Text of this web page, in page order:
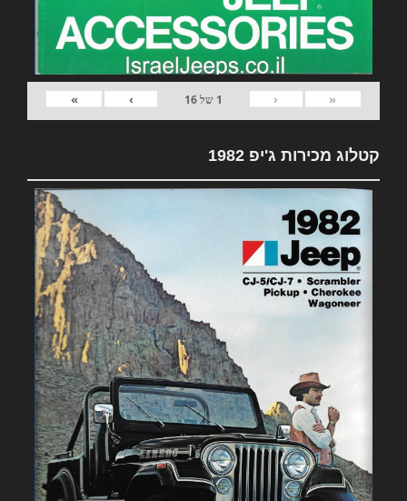
«
‹
1 של16
›
»
קטלוג מכירות ג'יפ 1982